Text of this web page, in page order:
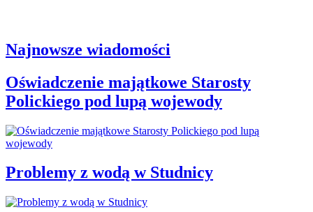
Najnowsze wiadomości
Oświadczenie majątkowe Starosty
Polickiego pod lupą wojewody
Problemy z wodą w Studnicy